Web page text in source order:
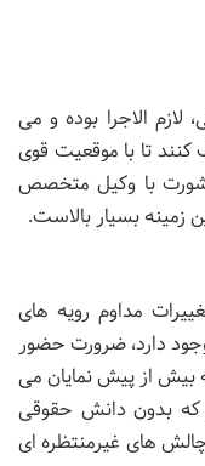
الاجرا بوده و می
کنند تا با موقعیت قوی
با وکیل متخصص
زمینه بسیار بالاست.
مداوم رویه های
دارد، ضرورت حضور
از پیش نمایان می
که بدون دانش حقوقی
های غیرمنتظره ای